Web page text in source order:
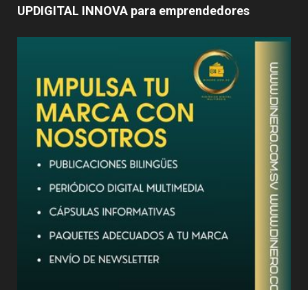
UPDIGITAL INNOVA para emprendedores